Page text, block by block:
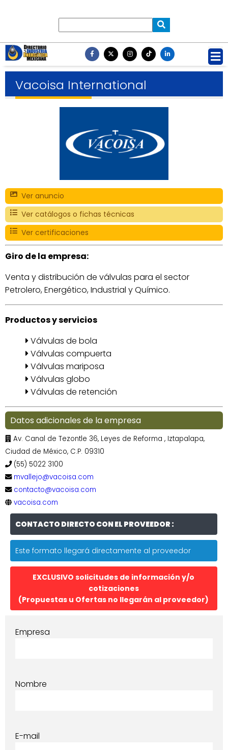
Vacoisa International
Ver anuncio
Ver catálogos o fichas técnicas
Ver certificaciones
Giro de la empresa:
Venta y distribución de válvulas para el sector
Petrolero, Energético, Industrial y Químico.
Productos y servicios
Válvulas de bola
Válvulas compuerta
Válvulas mariposa
Válvulas globo
Válvulas de retención
Datos adicionales de la empresa
Av. Canal de Tezontle 36, Leyes de Reforma , Iztapalapa,
Ciudad de México, C.P. 09310
(55) 5022 3100
mvallejo@vacoisa.com
contacto@vacoisa.com
vacoisa.com
CONTACTO DIRECTO CON EL PROVEEDOR :
Este formato llegará directamente al proveedor
EXCLUSIVO solicitudes de información y/o
cotizaciones
(Propuestas u Ofertas no llegarán al proveedor)
Empresa
Nombre
E-mail